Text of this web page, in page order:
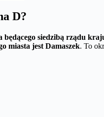
D?
będącego siedzibą rządu
miasta jest Damaszek. To